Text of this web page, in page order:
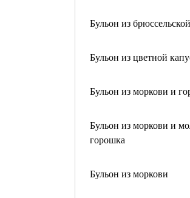
Бульон из
Бульон из цветной
Бульон из моркови и
Бульон из моркови и
горошка
Бульон из моркови